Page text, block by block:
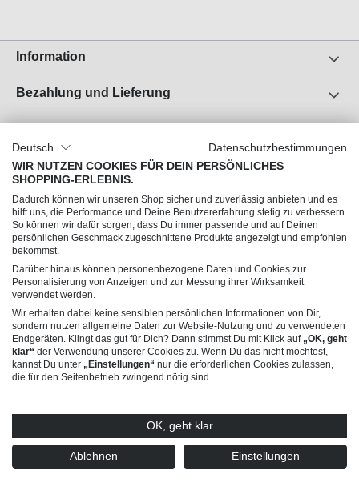
Information
Bezahlung und Lieferung
Über uns
Jobs
Impressum
AGB
Datenschutz
Du hast Fragen?
© 2026 Trendline Collection GmbH – Verkauf nur an gewerbliche Kunden (B2B)
* Alle Preise exkl. gesetzl. Mehrwertsteuer zzgl.Versandkosten
Nachnahmegebühren, wenn nicht anders angegeben. Angebote dieses Shops
richten sich ausschließlich an Unternehmer (§14 BGB), nicht an Verbraucher (§13
Deutsch
Datenschutzbestimmungen
WIR NUTZEN COOKIES FÜR DEIN PERSÖNLICHES
SHOPPING-ERLEBNIS.
Dadurch können wir unseren Shop sicher und zuverlässig anbieten und es
hilft uns, die Performance und Deine Benutzererfahrung stetig zu verbessern.
So können wir dafür sorgen, dass Du immer passende und auf Deinen
persönlichen Geschmack zugeschnittene Produkte angezeigt und empfohlen
bekommst.
Darüber hinaus können personenbezogene Daten und Cookies zur
Personalisierung von Anzeigen und zur Messung ihrer Wirksamkeit
verwendet werden.
Wir erhalten dabei keine sensiblen persönlichen Informationen von Dir,
sondern nutzen allgemeine Daten zur Website-Nutzung und zu verwendeten
Endgeräten. Klingt das gut für Dich? Dann stimmst Du mit Klick auf „OK, geht
klar“ der Verwendung unserer Cookies zu. Wenn Du das nicht möchtest,
kannst Du unter „Einstellungen“ nur die erforderlichen Cookies zulassen,
die für den Seitenbetrieb zwingend nötig sind.
OK, geht klar
Ablehnen Einstellungen